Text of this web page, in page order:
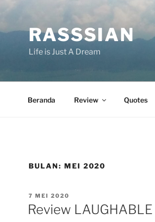
RASSSIAN
Life is Just A Dream
Beranda Review Quotes
BULAN: MEI 2020
DIPOSKAN
PADA
7 MEI 2020
Review